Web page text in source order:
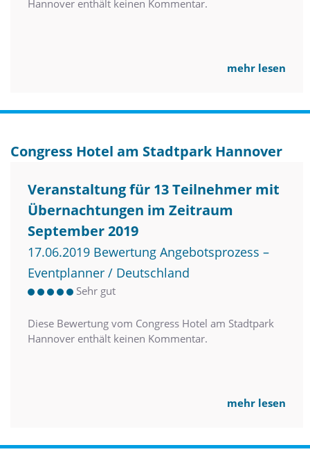
Hannover enthält keinen Kommentar.
mehr lesen
Congress Hotel am Stadtpark Hannover
Veranstaltung für 13 Teilnehmer mit
Übernachtungen im Zeitraum
September 2019
17.06.2019 Bewertung Angebotsprozess –
Eventplanner / Deutschland
Sehr gut
Diese Bewertung vom Congress Hotel am Stadtpark
Hannover enthält keinen Kommentar.
mehr lesen